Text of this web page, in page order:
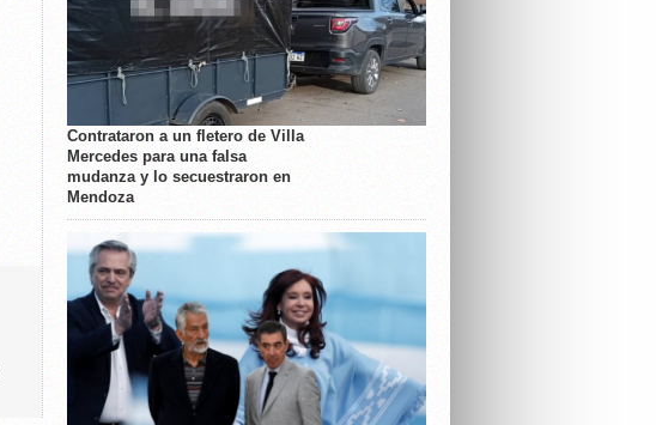
Contrataron a un fletero de Villa
Mercedes para una falsa
mudanza y lo secuestraron en
Mendoza